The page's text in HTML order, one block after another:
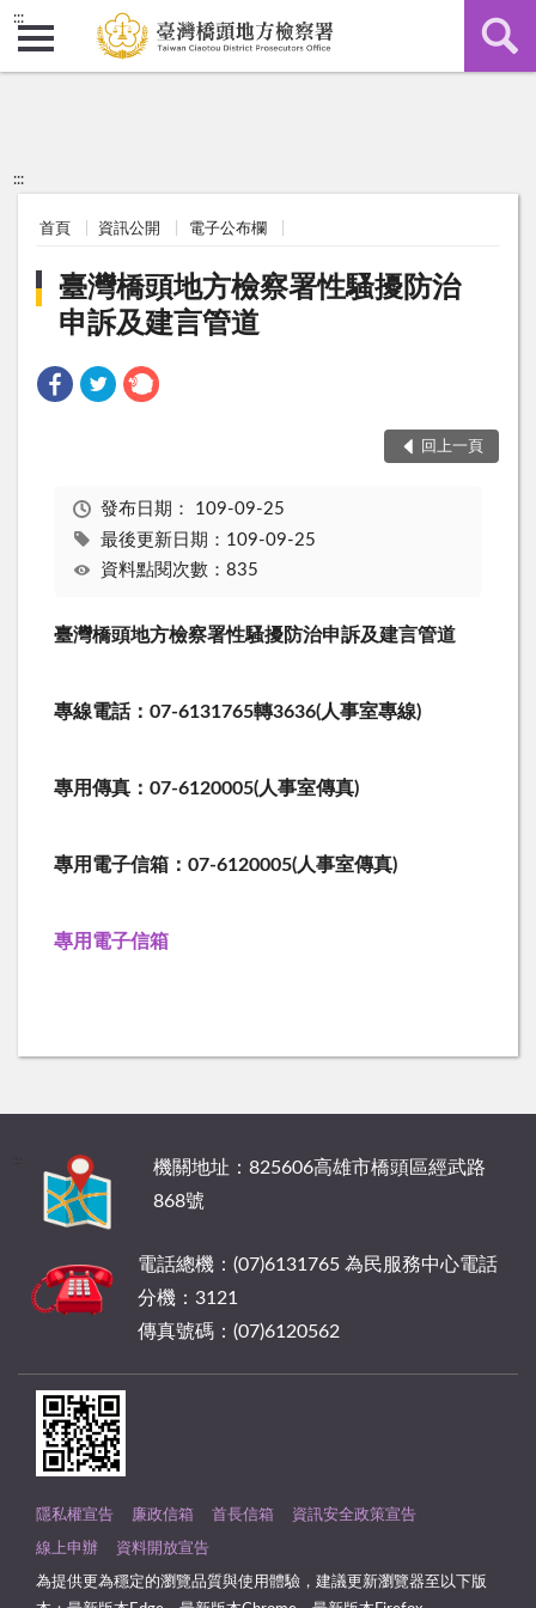
:::
:::
首頁 資訊公開 電子公布欄
臺灣橋頭地方檢察署性騷擾防治
申訴及建言管道
回上一頁
發布日期： 109-09-25
最後更新日期：109-09-25
資料點閱次數：835
臺灣橋頭地方檢察署性騷擾防治申訴及建言管道
專線電話：07-6131765轉3636(人事室專線)
專用傳真：07-6120005(人事室傳真)
專用電子信箱：07-6120005(人事室傳真)
專用電子信箱
機關地址：825606高雄市橋頭區經武路
868號
電話總機：(07)6131765 為民服務中心電話
分機：3121
傳真號碼：(07)6120562
隱私權宣告 廉政信箱 首長信箱 資訊安全政策宣告
線上申辦 資料開放宣告
為提供更為穩定的瀏覽品質與使用體驗，建議更新瀏覽器至以下版